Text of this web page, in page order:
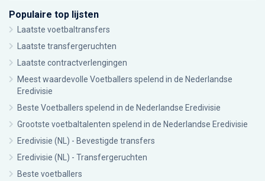
Populaire top lijsten
Laatste voetbaltransfers
Laatste transfergeruchten
Laatste contractverlengingen
Meest waardevolle Voetballers spelend in de Nederlandse
Eredivisie
Beste Voetballers spelend in de Nederlandse Eredivisie
Grootste voetbaltalenten spelend in de Nederlandse Eredivisie
Eredivisie (NL) - Bevestigde transfers
Eredivisie (NL) - Transfergeruchten
Beste voetballers